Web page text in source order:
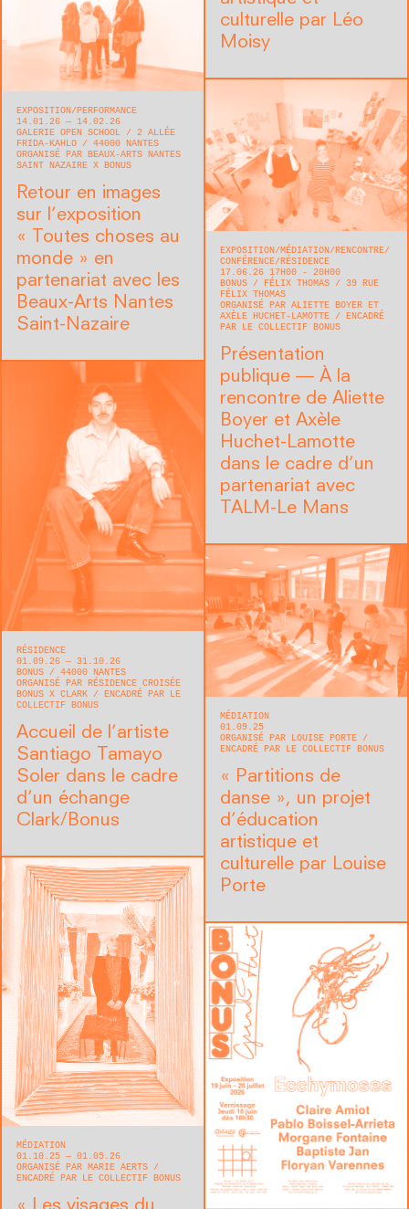
culturelle par Léo
Moisy
EXPOSITION PERFORMANCE
14.01.26 — 14.02.26
GALERIE OPEN SCHOOL
2 ALLÉE
FRIDA-KAHLO
44000 NANTES
ORGANISÉ PAR BEAUX-ARTS NANTES
SAINT NAZAIRE X BONUS
Retour en images
sur l’exposition
« Toutes choses au
monde » en
partenariat avec les
Beaux-Arts Nantes
Saint-Nazaire
EXPOSITION MÉDIATION
RENCONTRE/
CONFÉRENCE
RÉSIDENCE
17.06.26 17H00 - 20H00
BONUS
FÉLIX THOMAS
39 RUE
FÉLIX THOMAS
ORGANISÉ PAR ALIETTE BOYER ET
AXÈLE HUCHET-LAMOTTE
ENCADRÉ
PAR LE COLLECTIF BONUS
Présentation
publique — À la
rencontre de Aliette
Boyer et Axèle
Huchet-Lamotte
dans le cadre d’un
partenariat avec
TALM-Le Mans
RÉSIDENCE
01.09.26 — 31.10.26
BONUS
44000 NANTES
ORGANISÉ PAR RÉSIDENCE CROISÉE
BONUS X CLARK
ENCADRÉ PAR LE
COLLECTIF BONUS
Accueil de l’artiste
Santiago Tamayo
Soler dans le cadre
d’un échange
Clark/Bonus
MÉDIATION
01.09.25
ORGANISÉ PAR LOUISE PORTE
ENCADRÉ PAR LE COLLECTIF BONUS
« Partitions de
danse », un projet
d’éducation
artistique et
culturelle par Louise
Porte
MÉDIATION
01.10.25 — 01.05.26
ORGANISÉ PAR MARIE AERTS
ENCADRÉ PAR LE COLLECTIF BONUS